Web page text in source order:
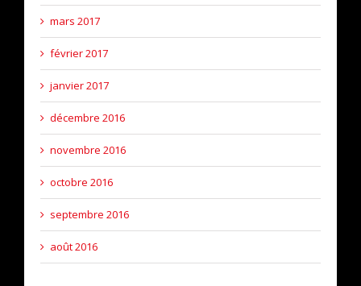
mars 2017
février 2017
janvier 2017
décembre 2016
novembre 2016
octobre 2016
septembre 2016
août 2016